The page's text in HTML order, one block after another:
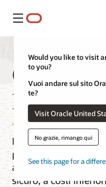
Menu
Would you like to visit
to you?
Vuoi andare sul sito
te?
Visit Oracle United
No grazie, rimango qui
See this page for a
Oracle
Il cloud di nuova
progettato per
applicazione, in
sicuro, a costi